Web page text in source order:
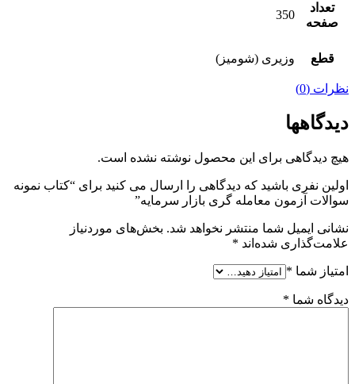
تعداد
صفحه
350
قطع وزیری (شومیز)
نظرات (0)
دیدگاهها
هیچ دیدگاهی برای این محصول نوشته نشده است.
اولین نفری باشید که دیدگاهی را ارسال می کنید برای “کتاب نمونه
سوالات آزمون معامله گری بازار سرمایه”
نشانی ایمیل شما منتشر نخواهد شد. بخش‌های موردنیاز
علامت‌گذاری شده‌اند *
امتیاز شما *
دیدگاه شما *